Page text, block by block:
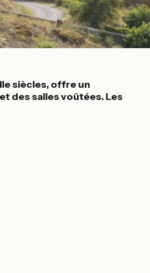
siècles, offre un
des salles voûtées. Les